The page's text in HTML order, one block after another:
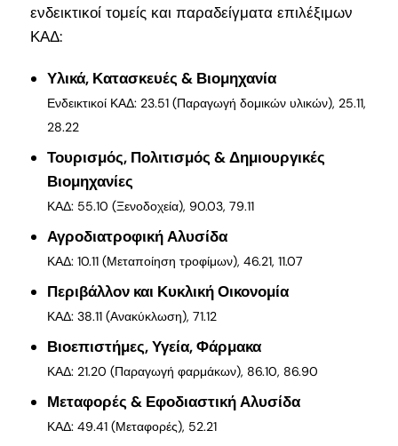
ενδεικτικοί τομείς και παραδείγματα επιλέξιμων
ΚΑΔ:
Υλικά, Κατασκευές & Βιομηχανία
Ενδεικτικοί ΚΑΔ: 23.51 (Παραγωγή δομικών υλικών), 25.11,
28.22
Τουρισμός, Πολιτισμός & Δημιουργικές
Βιομηχανίες
ΚΑΔ: 55.10 (Ξενοδοχεία), 90.03, 79.11
Αγροδιατροφική Αλυσίδα
ΚΑΔ: 10.11 (Μεταποίηση τροφίμων), 46.21, 11.07
Περιβάλλον και Κυκλική Οικονομία
ΚΑΔ: 38.11 (Ανακύκλωση), 71.12
Βιοεπιστήμες, Υγεία, Φάρμακα
ΚΑΔ: 21.20 (Παραγωγή φαρμάκων), 86.10, 86.90
Μεταφορές & Εφοδιαστική Αλυσίδα
ΚΑΔ: 49.41 (Μεταφορές), 52.21